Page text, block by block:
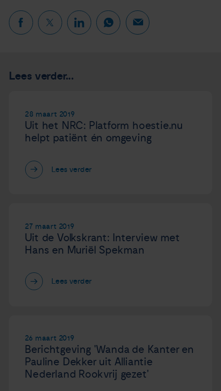
Lees verder...
28 maart 2019
Uit het NRC: Platform hoestie.nu
helpt patiënt én omgeving
Lees verder
27 maart 2019
Uit de Volkskrant: Interview met
Hans en Muriël Spekman
Lees verder
26 maart 2019
Berichtgeving 'Wanda de Kanter en
Pauline Dekker uit Alliantie
Nederland Rookvrij gezet'